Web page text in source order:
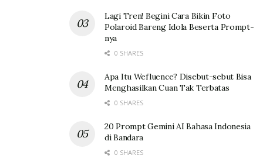
Lagi Tren! Begini Cara Bikin Foto
Polaroid Bareng Idola Beserta Prompt-
nya
0 SHARES
Apa Itu Wefluence? Disebut-sebut Bisa
Menghasilkan Cuan Tak Terbatas
0 SHARES
20 Prompt Gemini AI Bahasa Indonesia
di Bandara
0 SHARES